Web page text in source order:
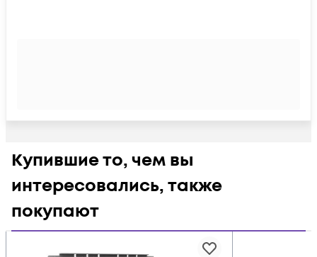
Купившие то, чем вы
интересовались, также
покупают